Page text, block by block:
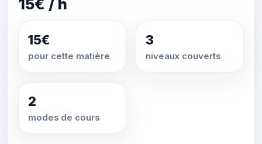
15€ / h
15€
pour cette matière
3
niveaux couverts
2
modes de cours